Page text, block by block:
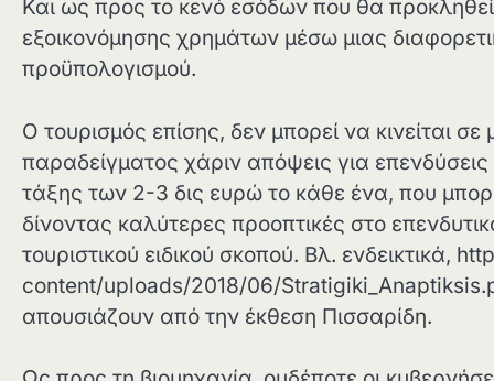
Και ως προς το κενό εσόδων που θα
εξοικονόμησης χρημάτων μέσω μιας
προϋπολογισμού.
Ο τουρισμός επίσης, δεν μπορεί να κινείται
παραδείγματος χάριν απόψεις για
τάξης των 2-3 δις ευρώ το κάθε ένα, που
δίνοντας καλύτερες προοπτικές στο
τουριστικού ειδικού σκοπού. Βλ. ενδεικτικά,
content/uploads/2018/06/
απουσιάζουν από την έκθεση Πισσαρίδη.